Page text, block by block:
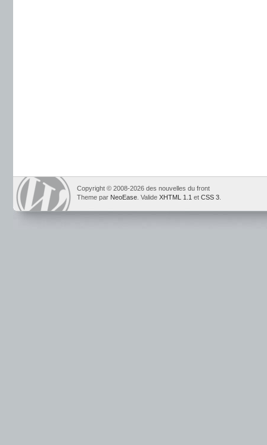
Copyright © 2008-2026 des nouvelles du front
Theme par NeoEase . Valide XHTML 1.1 et CSS 3